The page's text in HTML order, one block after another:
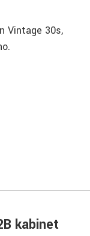
Vintage 30s,
kabinet